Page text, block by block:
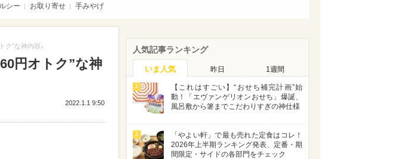
シー お取り寄せ 手みやげ
ク”な神内容♪
円オトク”な神
2022.1.1 9:50
人気記事ランキング
いま人気 昨日 1週間
1
【これはすごい】“おせち補完計画”始
動！「エヴァンゲリオンおせち」爆誕、
風呂敷から箸までこだわりすぎの神仕様
2
「やよい軒」で最も売れた定食はコレ！
2026年上半期ランキング発表、定番・期
間限定・サイドの各部門をチェック